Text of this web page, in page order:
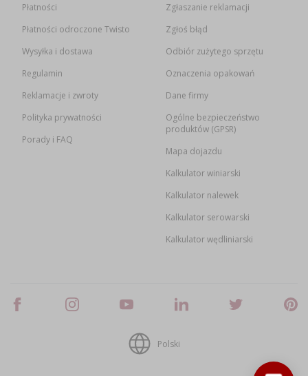
Płatności
Płatności odroczone Twisto
Wysyłka i dostawa
Regulamin
Reklamacje i zwroty
Polityka prywatności
Porady i FAQ
Zgłaszanie reklamacji
Zgłoś błąd
Odbiór zużytego sprzętu
Oznaczenia opakowań
Dane firmy
Ogólne bezpieczeństwo
produktów (GPSR)
Mapa dojazdu
Kalkulator winiarski
Kalkulator nalewek
Kalkulator serowarski
Kalkulator wędliniarski
Polski